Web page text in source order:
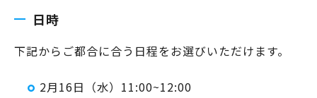
日時
下記からご都合に合う日程をお選びいただけます。
2月16日（水）11:00~12:00